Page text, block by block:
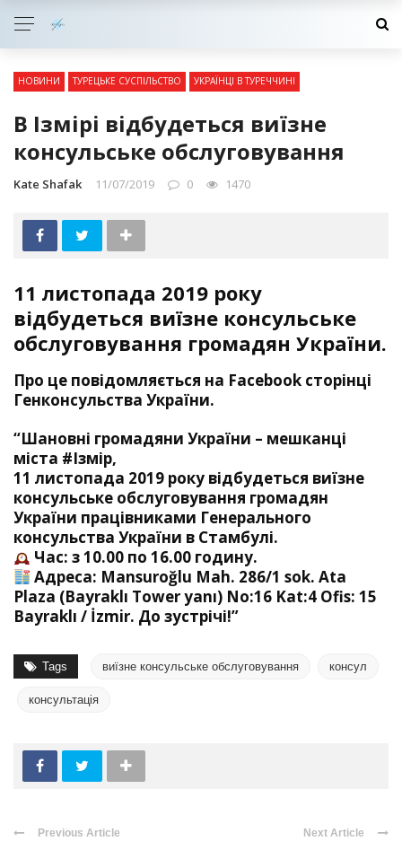
НОВИНИ ТУРЕЦЬКЕ СУСПІЛЬСТВО УКРАЇНЦІ В ТУРЕЧЧИНІ
В Ізмірі відбудеться виїзне
консульське обслуговування
Kate Shafak 11/07/2019 0 1470
11 листопада 2019 року
відбудеться виїзне консульське
обслуговування громадян України.
Про це повідомляється на Facebook сторінці
Генконсульства України.
“Шановні громадяни України – мешканці
міста #Ізмір,
11 листопада 2019 року відбудеться виїзне
консульське обслуговування громадян
України працівниками Генерального
консульства України в Стамбулі.
Час: з 10.00 по 16.00 годину.
Адреса: Mansuroğlu Mah. 286/1 sok. Ata
Plaza (Bayraklı Tower yanı) No:16 Kat:4 Ofis: 15
Bayraklı / İzmir. До зустрічі!”
Tags виїзне консульське обслуговування консул
консультація
Previous Article Next Article